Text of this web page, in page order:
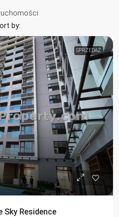
by:
SPRZEDAŻ
Sky Residence